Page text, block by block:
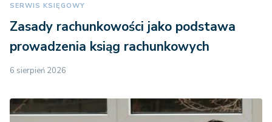
SERWIS KSIĘGOWY
Zasady rachunkowości jako podstawa
prowadzenia ksiąg rachunkowych
6 sierpień 2026